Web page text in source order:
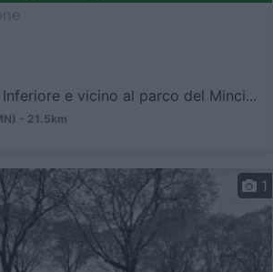
e vicino al parco del Minci...
- 21.5km
1